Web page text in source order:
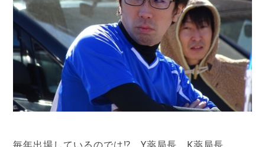
毎年出場しているのでは⁉ Y薬局長 K薬局長